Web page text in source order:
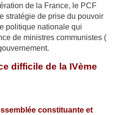
de la France, le PCF
stratégie de prise du pouvoir
politique nationale qui
de ministres communistes (
.
de la IVème
constituante et